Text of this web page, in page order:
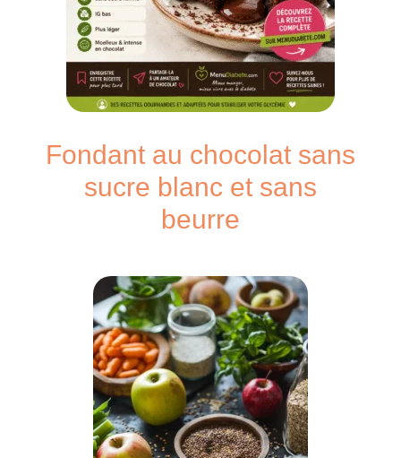
Fondant au chocolat sans
sucre blanc et sans
beurre